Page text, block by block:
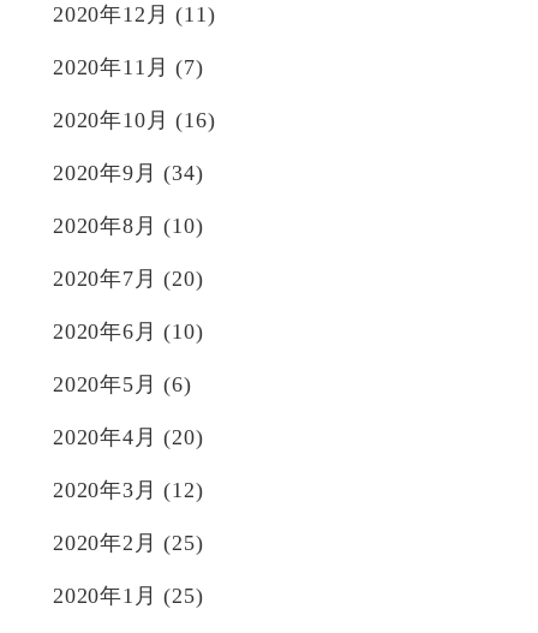
2020年12月 (11)
2020年11月 (7)
2020年10月 (16)
2020年9月 (34)
2020年8月 (10)
2020年7月 (20)
2020年6月 (10)
2020年5月 (6)
2020年4月 (20)
2020年3月 (12)
2020年2月 (25)
2020年1月 (25)